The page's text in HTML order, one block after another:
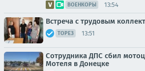
ВОЕНКОРЫ 13:54
Встреча с трудовым
ТОРЕЗ 13:51
Сотрудника ДПС сбил
Мотеля в Донецке